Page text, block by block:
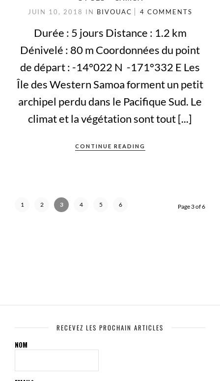
JUIN 10, 2018 IN BIVOUAC 4 COMMENTS
Durée : 5 jours Distance : 1.2 km
Dénivelé : 80 m Coordonnées du point
de départ : -14°022 N -171°332 E Les
Île des Western Samoa forment un petit
archipel perdu dans le Pacifique Sud. Le
climat et la végétation sont tout [...]
CONTINUE READING
1 2 3 4 5 6 Page 3 of 6
RECEVEZ LES PROCHAIN ARTICLES
NOM